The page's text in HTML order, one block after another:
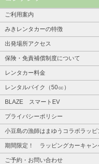
ご利用案内
みきレンタカーの特徴
出発場所アクセス
保険・免責補償制度について
レンタカー料金
レンタルバイク（50㏄）
BLAZE スマートEV
プライバシーポリシー
小豆島の漁師はまゆうコラボラッピ
期間限定！ ラッピングカーキャン
ご予約・お問い合わせ